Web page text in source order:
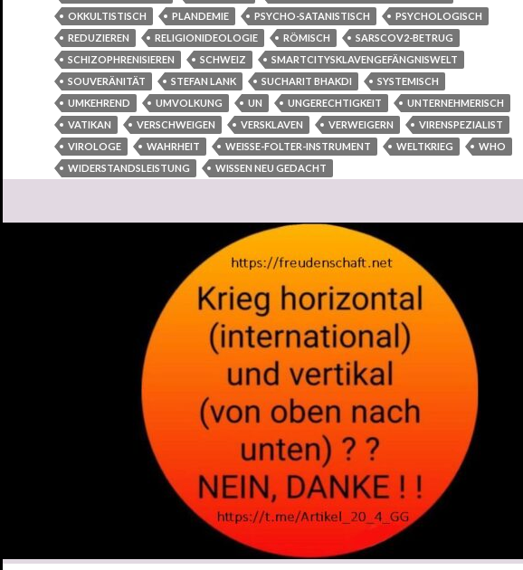
OKKULTISTISCH
PLANDEMIE PSYCHO-SATANISTISCH
PSYCHOLOGISCH
REDUZIEREN
RELIGIONIDEOLOGIE RÖMISCH
SARSCOV2-BETRUG
SCHIZOPHRENISIEREN
SCHWEIZ
SMARTCITYSKLAVENGEFÄNGNISWELT
SOUVERÄNITÄT
STEFAN LANK SUCHARIT BHAKDI
SYSTEMISCH
UMKEHREND
UMVOLKUNG UN UNGERECHTIGKEIT
UNTERNEHMERISCH
VATIKAN
VERSCHWEIGEN VERSKLAVEN VERWEIGERN
VIRENSPEZIALIST
VIROLOGE
WAHRHEIT WEISSE-FOLTER-INSTRUMENT WELTKRIEG
WHO
WIDERSTANDSLEISTUNG
WISSEN NEU GEDACHT